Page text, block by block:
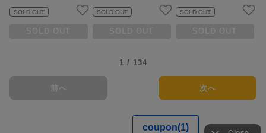
SOLD OUT SOLD OUT SOLD OUT
1 / 134
前へ 次へ